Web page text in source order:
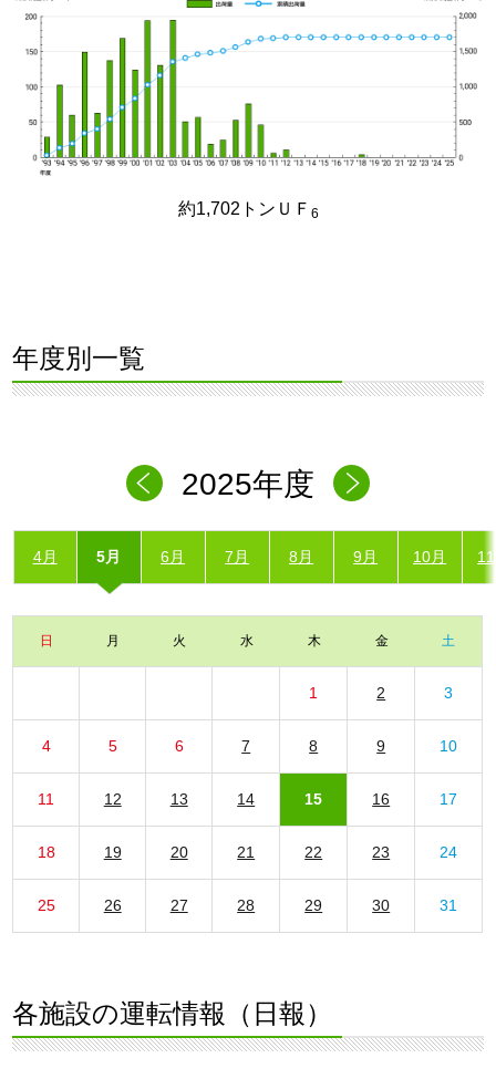
約1,702トンＵＦ 6
年度別一覧
2025年度
4月 5月 6月 7月 8月 9月 10月
日 月 火 水 木 金 土
1 2 3
4 5 6 7 8 9 10
11 12 13 14 15 16 17
18 19 20 21 22 23 24
25 26 27 28 29 30 31
各施設の運転情報（日報）